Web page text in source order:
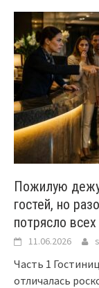
Пожилую
гостей, но
потрясло всех
11.06.2026
Часть 1
отличалась